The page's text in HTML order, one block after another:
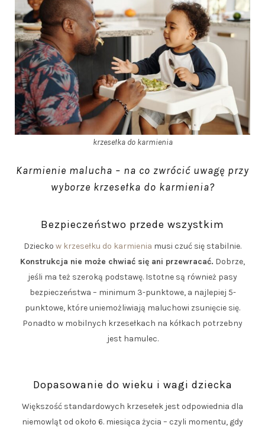
krzesełka do karmienia
Karmienie malucha – na co zwrócić uwagę przy
wyborze krzesełka do karmienia?
Bezpieczeństwo przede wszystkim
Dziecko w krzesełku do karmienia musi czuć się stabilnie.
Konstrukcja nie może chwiać się ani przewracać. Dobrze,
jeśli ma też szeroką podstawę. Istotne są również pasy
bezpieczeństwa – minimum 3-punktowe, a najlepiej 5-
punktowe, które uniemożliwiają maluchowi zsunięcie się.
Ponadto w mobilnych krzesełkach na kółkach potrzebny
jest hamulec.
Dopasowanie do wieku i wagi dziecka
Większość standardowych krzesełek jest odpowiednia dla
niemowląt od około 6. miesiąca życia – czyli momentu, gdy